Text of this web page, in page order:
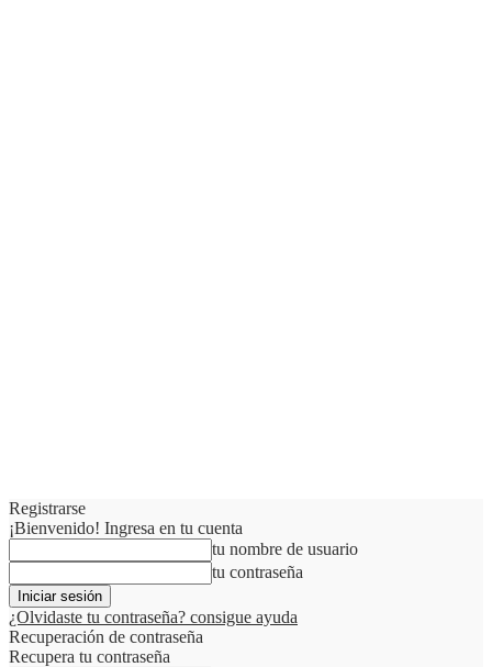
Registrarse
¡Bienvenido! Ingresa en tu cuenta
tu nombre de usuario
tu contraseña
¿Olvidaste tu contraseña? consigue ayuda
Recuperación de contraseña
Recupera tu contraseña